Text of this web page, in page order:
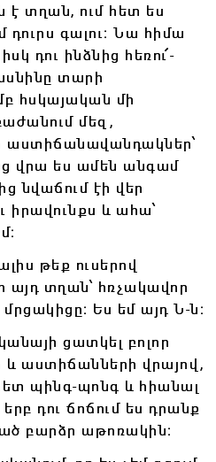
է տղան, ում հետ ես
դուրս գալու։ Նա հիմա
դու ինձնից հեռու՜-
տարի
հսկայական մի
մեզ,
աստիճանավանդակներ՝
վրա ես ամեն անգամ
նվաճում էի վեր
իրավունքս և ահա՝
թեք ուսերով
տղան՝ հռչակավոր
Ես եմ այդ Ն-ն։
ցատկել բոլոր
և աստիճանների վրայով,
պինգ-պոնգ և հիանալ
դու ճոճում ես դրանք
բարձր աթոռակին։